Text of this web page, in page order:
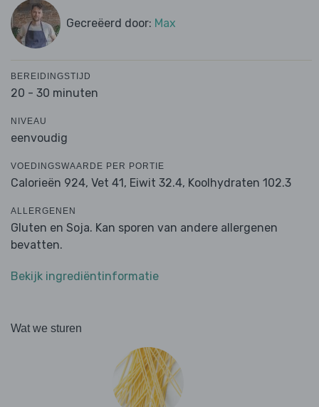
Gecreëerd door: Max
BEREIDINGSTIJD
20 - 30 minuten
NIVEAU
eenvoudig
VOEDINGSWAARDE PER PORTIE
Calorieën 924, Vet 41, Eiwit 32.4, Koolhydraten 102.3
ALLERGENEN
Gluten en Soja. Kan sporen van andere allergenen
bevatten.
Bekijk ingrediëntinformatie
Wat we sturen